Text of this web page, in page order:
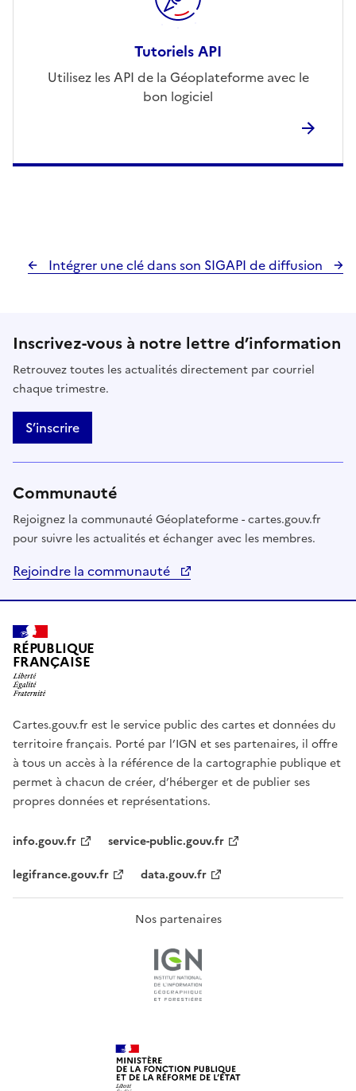
Tutoriels API
Utilisez les API de la Géoplateforme avec le
bon logiciel
Intégrer une clé dans son SIGAPI de diffusion
Inscrivez-vous à notre lettre d’information
Retrouvez toutes les actualités directement par courriel
chaque trimestre.
S’inscrire
Communauté
Rejoignez la communauté Géoplateforme - cartes.gouv.fr
pour suivre les actualités et échanger avec les membres.
Rejoindre la communauté
RÉPUBLIQUE
FRANÇAISE
Cartes.gouv.fr est le service public des cartes et données du
territoire français. Porté par l’IGN et ses partenaires, il offre
à tous un accès à la référence de la cartographie publique et
permet à chacun de créer, d’héberger et de publier ses
propres données et représentations.
info.gouv.fr
service-public.gouv.fr
legifrance.gouv.fr
data.gouv.fr
Nos partenaires